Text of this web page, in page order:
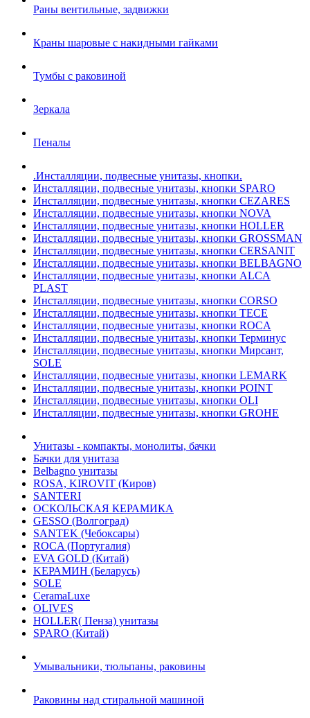
Раны вентильные, задвижки
Краны шаровые с накидными гайками
Тумбы с раковиной
Зеркала
Пеналы
.Инсталляции, подвесные унитазы, кнопки.
Инсталляции, подвесные унитазы, кнопки SPARO
Инсталляции, подвесные унитазы, кнопки CEZARES
Инсталляции, подвесные унитазы, кнопки NOVA
Инсталляции, подвесные унитазы, кнопки HOLLER
Инсталляции, подвесные унитазы, кнопки GROSSMAN
Инсталляции, подвесные унитазы, кнопки CERSANIT
Инсталляции, подвесные унитазы, кнопки BELBAGNO
Инсталляции, подвесные унитазы, кнопки ALCA
PLAST
Инсталляции, подвесные унитазы, кнопки CORSO
Инсталляции, подвесные унитазы, кнопки TECE
Инсталляции, подвесные унитазы, кнопки ROCA
Инсталляции, подвесные унитазы, кнопки Терминус
Инсталляции, подвесные унитазы, кнопки Мирсант,
SOLE
Инсталляции, подвесные унитазы, кнопки LEMARK
Инсталляции, подвесные унитазы, кнопки POINT
Инсталляции, подвесные унитазы, кнопки OLI
Инсталляции, подвесные унитазы, кнопки GROHE
Унитазы - компакты, монолиты, бачки
Бачки для унитаза
Belbagno унитазы
ROSA, KIROVIT (Киров)
SANTERI
ОСКОЛЬСКАЯ КЕРАМИКА
GESSO (Волгоград)
SANTEK (Чебоксары)
ROCA (Португалия)
EVA GOLD (Китай)
KЕРАМИН (Беларусь)
SOLE
CeramaLuxe
OLIVES
HOLLER( Пенза) унитазы
SPARO (Китай)
Умывальники, тюльпаны, раковины
Раковины над стиральной машиной